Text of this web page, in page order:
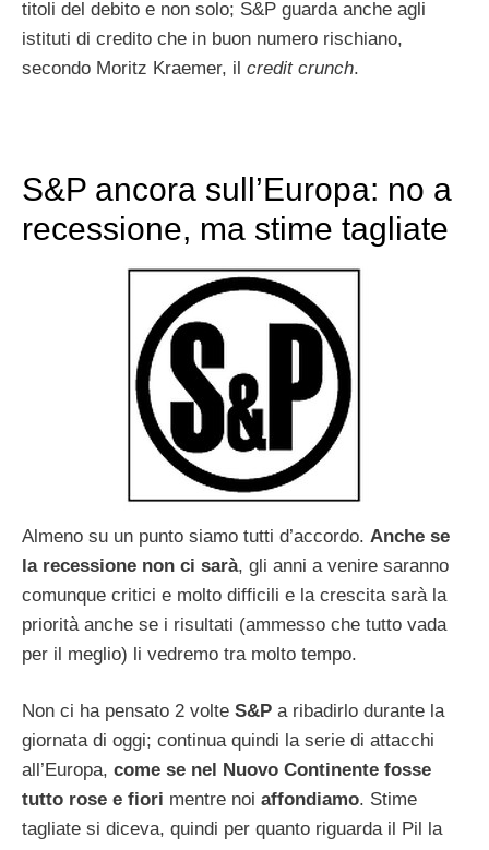
titoli del debito e non solo; S&P guarda anche agli
istituti di credito che in buon numero rischiano,
secondo Moritz Kraemer, il credit crunch.
S&P ancora sull’Europa: no a
recessione, ma stime tagliate
Almeno su un punto siamo tutti d’accordo. Anche se
la recessione non ci sarà, gli anni a venire saranno
comunque critici e molto difficili e la crescita sarà la
priorità anche se i risultati (ammesso che tutto vada
per il meglio) li vedremo tra molto tempo.
Non ci ha pensato 2 volte S&P a ribadirlo durante la
giornata di oggi; continua quindi la serie di attacchi
all’Europa, come se nel Nuovo Continente fosse
tutto rose e fiori mentre noi affondiamo. Stime
tagliate si diceva, quindi per quanto riguarda il Pil la